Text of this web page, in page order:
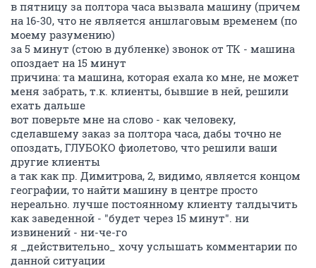
в пятницу за полтора часа вызвала машину (причем
на 16-30, что не является аншлаговым временем (по
моему разумению)
за 5 минут (стою в дубленке) звонок от ТК - машина
опоздает на 15 минут
причина: та машина, которая ехала ко мне, не может
меня забрать, т.к. клиенты, бывшие в ней, решили
ехать дальше
вот поверьте мне на слово - как человеку,
сделавшему заказ за полтора часа, дабы точно не
опоздать, ГЛУБОКО фиолетово, что решили ваши
другие клиенты
а так как пр. Димитрова, 2, видимо, является концом
географии, то найти машину в центре просто
нереально. лучше постоянному клиенту талдычить
как заведенной - "будет через 15 минут". ни
извинений - ни-че-го
я _действительно_ хочу услышать комментарии по
данной ситуации